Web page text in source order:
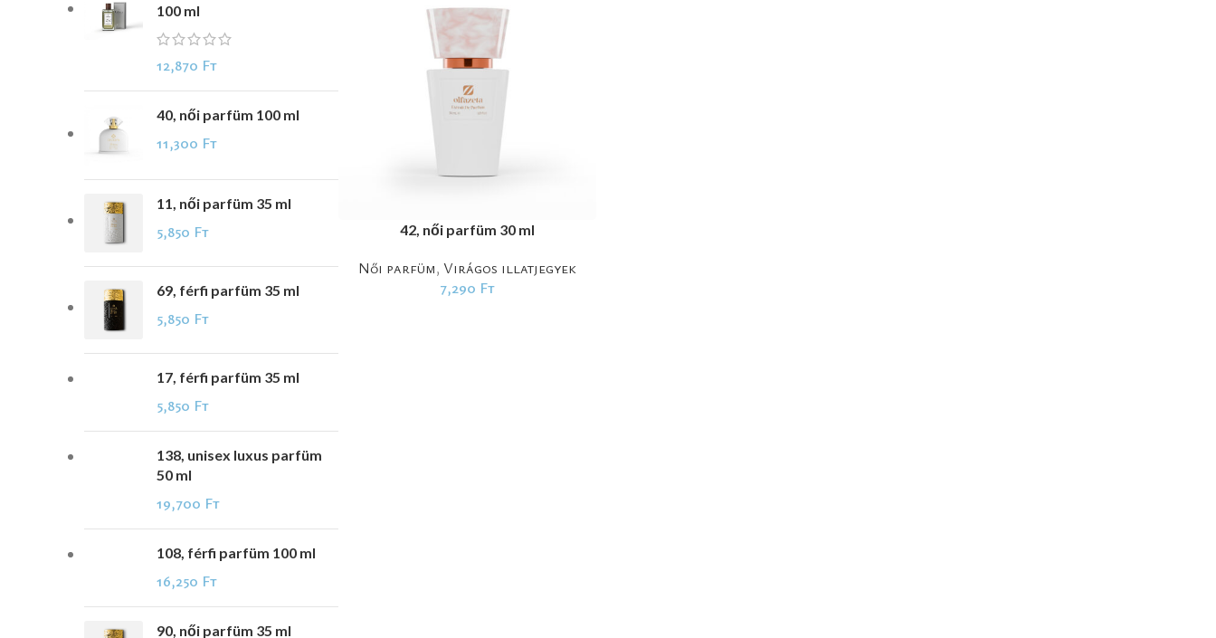
100 ml
12,870 Ft
40, női parfüm 100 ml
11,300 Ft
11, női parfüm 35 ml
5,850 Ft
69, férfi parfüm 35 ml
5,850 Ft
17, férfi parfüm 35 ml
5,850 Ft
138, unisex luxus parfüm
50 ml
19,700 Ft
108, férfi parfüm 100 ml
16,250 Ft
90, női parfüm 35 ml
ADD TO CART42, női parfüm 30 ml
Női parfüm, Virágos illatjegyek
7,290 Ft